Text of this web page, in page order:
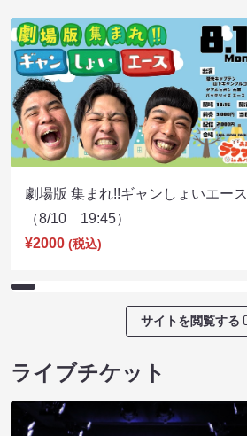
劇場版 集まれ!!ギャンしょいエース
（8/10 19:45）
¥2000 (税込)
サイトを閲覧する
ライブチケット